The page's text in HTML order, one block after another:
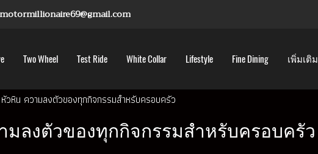
Two Wheel Test Ride White Collar Lifestyle Fine Dining เพิ่มเติม
วหิน ความลงตัวของทุกกิจกรรมสำหรับครอบครัว
ลงตัวของทุกกิจกรรมสำหรับครอบครัว